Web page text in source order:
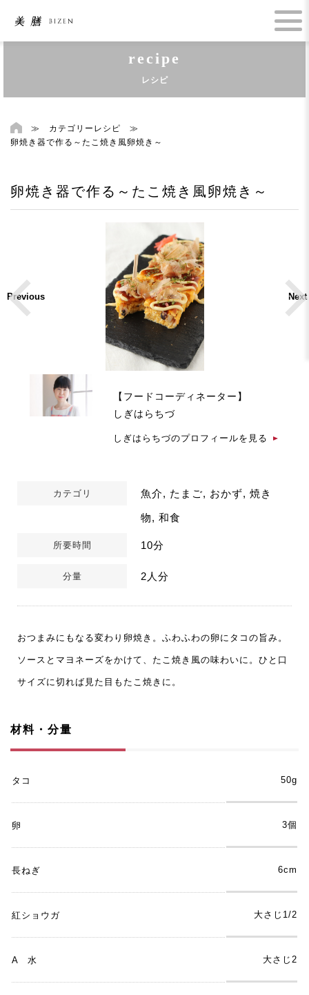
recipe
レシピ
≫ カテゴリーレシピ ≫
卵焼き器で作る～たこ焼き風卵焼き～
卵焼き器で作る～たこ焼き風卵焼き～
Previous Next
【フードコーディネーター】
しぎはらちづ
しぎはらちづのプロフィールを見る
カテゴリ 魚介, たまご, おかず, 焼き
物, 和食
所要時間 10分
分量 2人分
おつまみにもなる変わり卵焼き。ふわふわの卵にタコの旨み。
ソースとマヨネーズをかけて、たこ焼き風の味わいに。ひと口
サイズに切れば見た目もたこ焼きに。
材料・分量
タコ 50g
卵 3個
長ねぎ 6cm
紅ショウガ 大さじ1/2
A 水 大さじ2